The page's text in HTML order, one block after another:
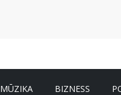
MŪZIKA BIZNESS